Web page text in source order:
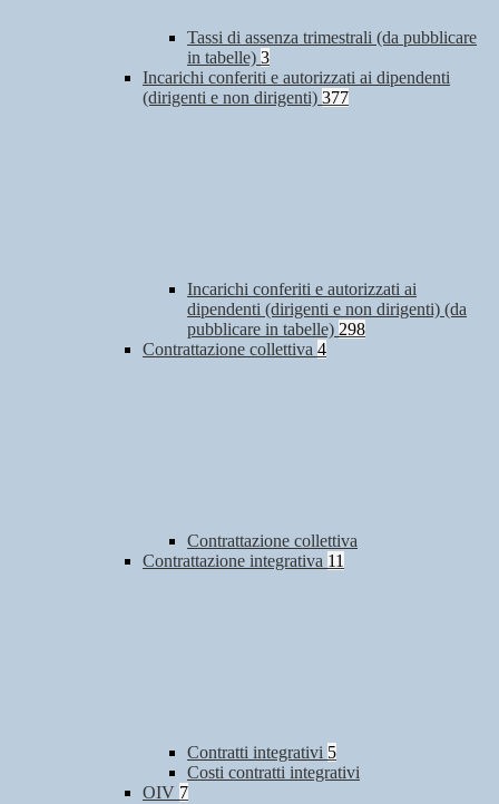
Tassi di assenza trimestrali (da pubblicare
in tabelle) 3
Incarichi conferiti e autorizzati ai dipendenti
(dirigenti e non dirigenti) 377
Incarichi conferiti e autorizzati ai
dipendenti (dirigenti e non dirigenti) (da
pubblicare in tabelle) 298
Contrattazione collettiva 4
Contrattazione collettiva
Contrattazione integrativa 11
Contratti integrativi 5
Costi contratti integrativi
OIV 7